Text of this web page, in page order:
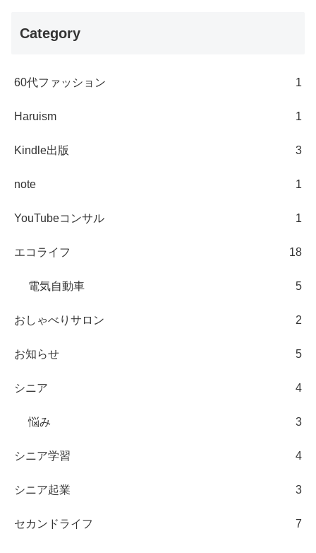
Category
60代ファッション 1
Haruism 1
Kindle出版 3
note 1
YouTubeコンサル 1
エコライフ 18
電気自動車 5
おしゃべりサロン 2
お知らせ 5
シニア 4
悩み 3
シニア学習 4
シニア起業 3
セカンドライフ 7